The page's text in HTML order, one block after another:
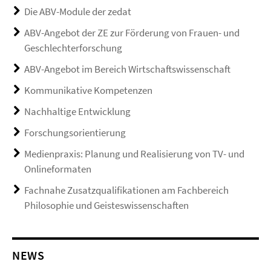
Die ABV-Module der zedat
ABV-Angebot der ZE zur Förderung von Frauen- und
Geschlechterforschung
ABV-Angebot im Bereich Wirtschaftswissenschaft
Kommunikative Kompetenzen
Nachhaltige Entwicklung
Forschungsorientierung
Medienpraxis: Planung und Realisierung von TV- und
Onlineformaten
Fachnahe Zusatzqualifikationen am Fachbereich
Philosophie und Geisteswissenschaften
NEWS